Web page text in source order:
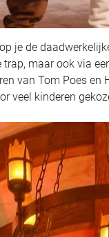
je de
maar ook via
van Tom Poes en
kinderen